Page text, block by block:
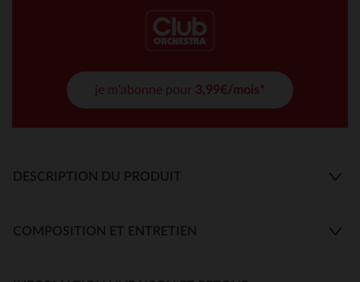
je m'abonne pour 3,99€/mois*
DESCRIPTION DU PRODUIT
COMPOSITION ET ENTRETIEN